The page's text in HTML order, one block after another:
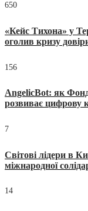
650
«Кейс Тихона» у
оголив кризу
156
AngelicBot: як
розвиває цифрову
7
Світові лідери в
міжнародної
14